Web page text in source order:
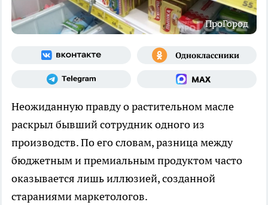
ПроГород
Неожиданную правду о растительном масле
раскрыл бывший сотрудник одного из
производств. По его словам, разница между
бюджетным и премиальным продуктом часто
оказывается лишь иллюзией, созданной
стараниями маркетологов.